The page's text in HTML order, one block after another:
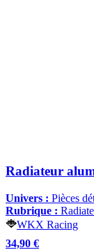
Radiateur
Univers : Pièces
Rubrique :
WKX Racing
34,90 €